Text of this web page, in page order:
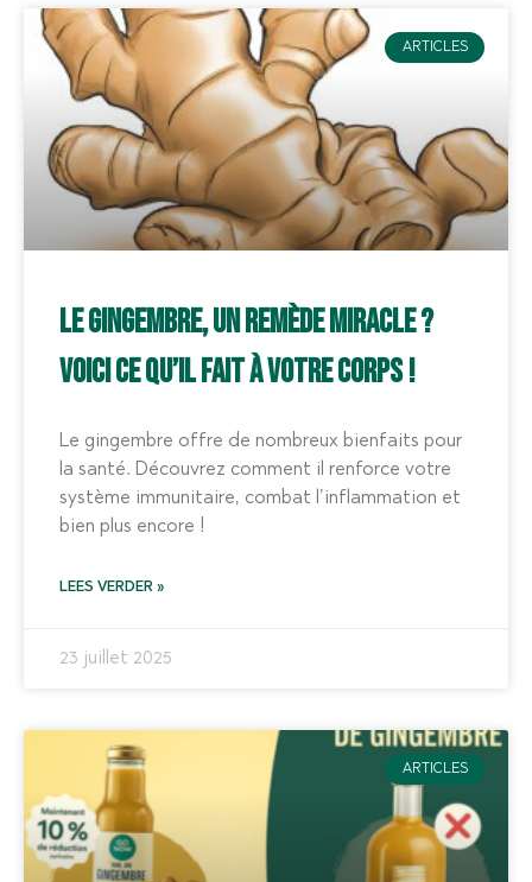
ARTICLES
Le gingembre, un remède miracle ?
Voici ce qu’il fait à votre corps !
Le gingembre offre de nombreux bienfaits pour
la santé. Découvrez comment il renforce votre
système immunitaire, combat l’inflammation et
bien plus encore !
LEES VERDER »
23 juillet 2025
ARTICLES